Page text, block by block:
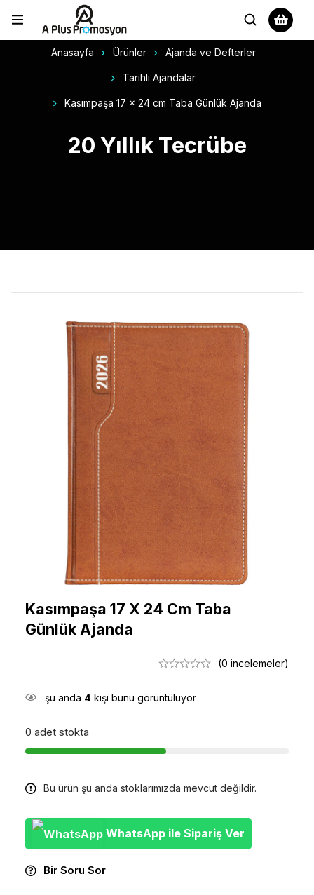
Anasayfa Ürünler Ajanda ve Defterler
Tarihli Ajandalar
Kasımpaşa 17 x 24 cm Taba Günlük Ajanda
20 Yıllık Tecrübe
Kasımpaşa 17 X 24 Cm Taba
Günlük Ajanda
(0 incelemeler)
şu anda 4 kişi bunu görüntülüyor
0 adet stokta
Bu ürün şu anda stoklarımızda mevcut değildir.
WhatsApp ile Sipariş Ver
Bir Soru Sor